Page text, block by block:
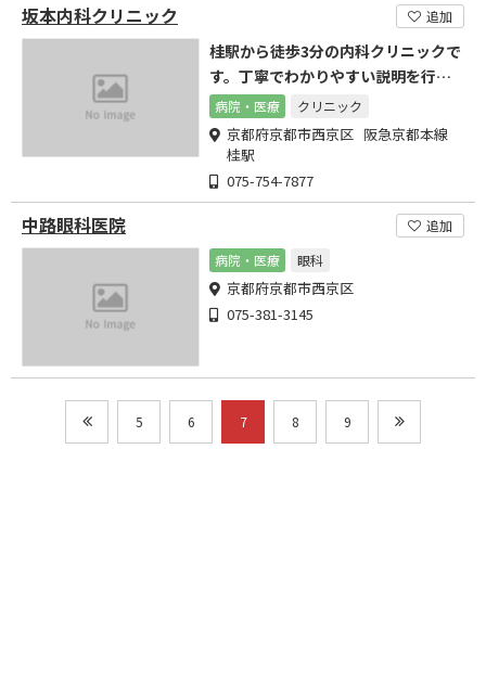
坂本内科クリニック 追加
桂駅から徒歩3分の内科クリニックで
す。丁寧でわかりやすい説明を行い
皆様の健康に貢献します。
病院・医療 クリニック
京都府京都市西京区 阪急京都本線
桂駅
075-754-7877
中路眼科医院
追加
病院・医療
眼科
京都府京都市西京区
075-381-3145
5 6 7 8 9